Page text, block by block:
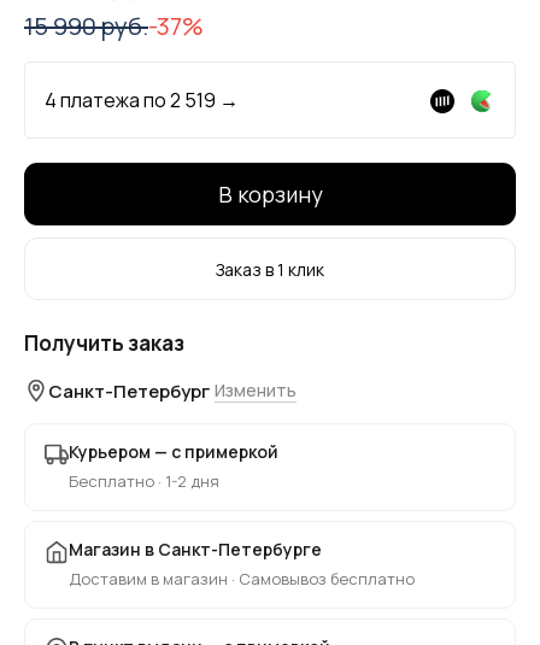
15 990 руб.-37%
4 платежа по2 519 →
В корзину
Заказ в 1 клик
Получить заказ
Санкт-Петербург Изменить
Курьером — с примеркой
Бесплатно · 1-2 дня
Магазин в Санкт-Петербурге
Доставим в магазин · Самовывоз бесплатно